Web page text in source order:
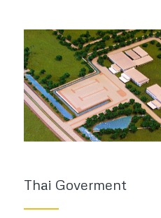
Thai Goverment